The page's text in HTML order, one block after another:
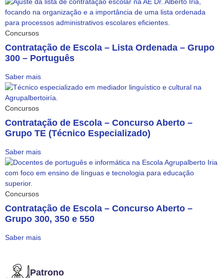
Concursos
Contratação de Escola – Lista Ordenada – Grupo
300 – Português
Saber mais
Concursos
Contratação de Escola – Concurso Aberto –
Grupo TE (Técnico Especializado)
Saber mais
Concursos
Contratação de Escola – Concurso Aberto –
Grupo 300, 350 e 550
Saber mais
Patrono